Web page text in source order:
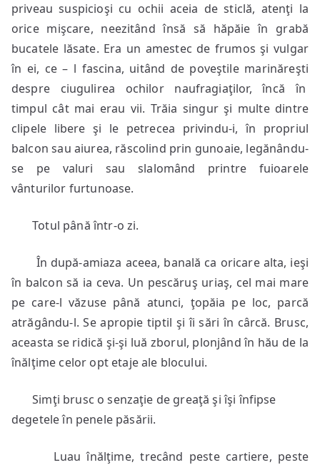
priveau suspicioşi cu ochii aceia de sticlă, atenţi la
orice mişcare, neezitând însă să hăpăie în grabă
bucatele lăsate. Era un amestec de frumos şi vulgar
în ei, ce – l fascina, uitând de poveştile marinăreşti
despre ciugulirea ochilor naufragiaţilor, încă în
timpul cât mai erau vii. Trăia singur şi multe dintre
clipele libere şi le petrecea privindu-i, în propriul
balcon sau aiurea, răscolind prin gunoaie, legănându-
se pe valuri sau slalomând printre fuioarele
vânturilor furtunoase.
Totul până într-o zi.
În după-amiaza aceea, banală ca oricare alta, ieşi
în balcon să ia ceva. Un pescăruş uriaş, cel mai mare
pe care-l văzuse până atunci, ţopăia pe loc, parcă
atrăgându-l. Se apropie tiptil şi îi sări în cârcă. Brusc,
aceasta se ridică şi-şi luă zborul, plonjând în hău de la
înălţime celor opt etaje ale blocului.
Simţi brusc o senzaţie de greaţă şi îşi înfipse
degetele în penele păsării.
Luau înălţime, trecând peste cartiere, peste